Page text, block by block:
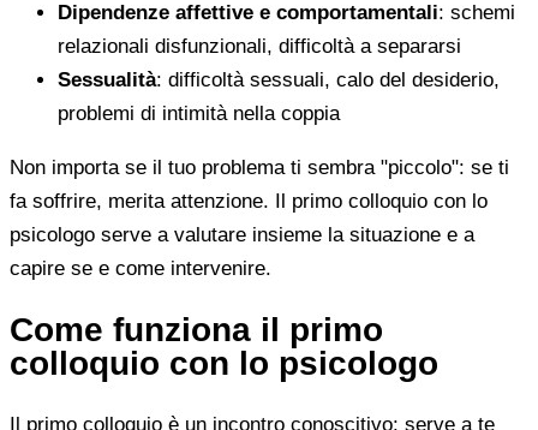
Dipendenze affettive e comportamentali: schemi
relazionali disfunzionali, difficoltà a separarsi
Sessualità: difficoltà sessuali, calo del desiderio,
problemi di intimità nella coppia
Non importa se il tuo problema ti sembra "piccolo": se ti
fa soffrire, merita attenzione. Il primo colloquio con lo
psicologo serve a valutare insieme la situazione e a
capire se e come intervenire.
Come funziona il primo
colloquio con lo psicologo
Il primo colloquio è un incontro conoscitivo: serve a te